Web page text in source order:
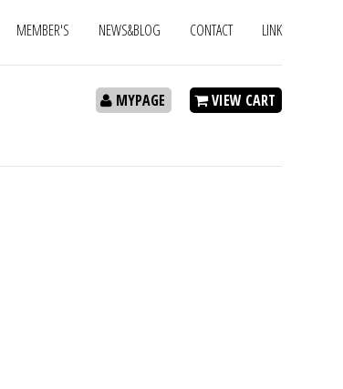
MEMBER'S NEWS&BLOG CONTACT LINK
VIEW CART
MYPAGE